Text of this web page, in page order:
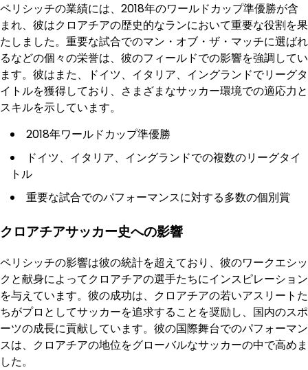
ペリシッチの業績には、2018年のワールドカップ準優勝が含
まれ、彼はクロアチアの歴史的なランにおいて重要な役割を果
たしました。重要な試合でのマン・オブ・ザ・マッチに選ばれ
るなどの個々の栄誉は、彼のフィールドでの影響を強調してい
ます。彼はまた、ドイツ、イタリア、イングランドでリーグタ
イトルを獲得しており、さまざまなサッカー環境での適応力と
スキルを示しています。
2018年ワールドカップ準優勝
ドイツ、イタリア、イングランドでの複数のリーグタイ
トル
重要な試合でのパフォーマンスに対する多数の個別賞
クロアチアサッカー史への影響
ペリシッチの影響は彼の統計を超えており、彼のワークエシッ
クと献身によってクロアチアの選手たちにインスピレーション
を与えています。彼の成功は、クロアチアの若いアスリートた
ちがプロとしてサッカーを追求することを奨励し、国内のスポ
ーツの成長に貢献しています。彼の国際舞台でのパフォーマン
スは、クロアチアの地位をグローバルなサッカーの中で高めま
した。